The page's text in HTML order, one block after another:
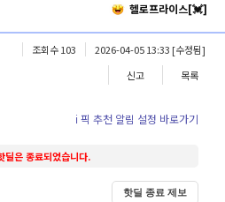
헬로프라이스[💓]
조회수 103 2026-04-05 13:33 [수정됨]
신고
목록
ℹ️ 픽 추천 알림 설정 바로가기
딜은 종료되었습니다.
핫딜 종료 제보